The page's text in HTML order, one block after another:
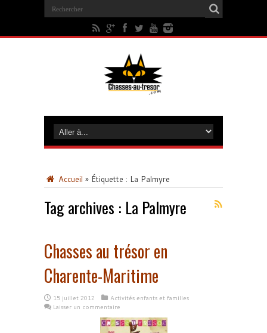
Accueil » Étiquette : La Palmyre
Tag archives : La Palmyre
Chasses au trésor en
Charente-Maritime
15 juillet 2012
Activités enfants et familles
Laisser un commentaire